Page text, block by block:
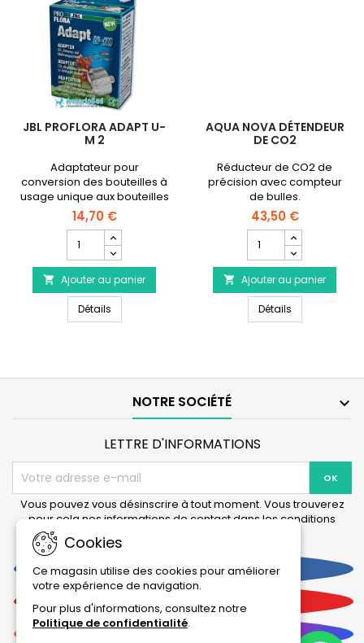
JBL PROFLORA ADAPT U-
M 2
Adaptateur pour
conversion des bouteilles à
usage unique aux bouteilles
rechargeables
14,70 €
quantité
du
produit
JBL
ProFlora
Adapt
 Ajouter au panier
DétailsJBL ProFlora Adapt u-m 2
AQUA NOVA DÉTENDEUR
DE CO2
Réducteur de CO2 de
précision avec compteur
de bulles.
43,50 €
quantité
du
produit
AQUA
NOVA
Détendeur
 Ajouter au panier
DétailsAQUA NOVA
NOTRE SOCIÉTÉ 
Cookies
Ce magasin utilise des cookies pour améliorer
votre expérience de navigation.
Pour plus d'informations, consultez notre
Politique de confidentialité.
LETTRE D'INFORMATIONS
Vous pouvez vous désinscrire à tout moment. Vous trouverez
pour cela nos informations de contact dans les conditions
Facebook
YouTube
Instagram